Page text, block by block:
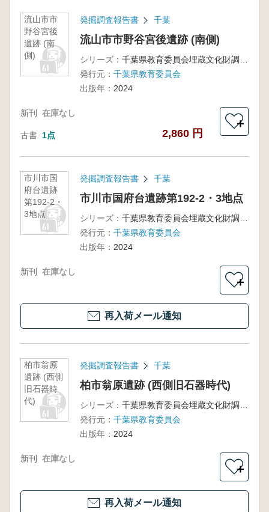
流山市市
野谷宮後
遺跡 (南
側)
発掘調査報告書 千葉
流山市市野谷宮後遺跡 (南側)
シリーズ：
発行元： 千葉県教育委員会
出版年： 2024
新刊 在庫なし
古書 1点 2,860 円
＋
市川市国
府台遺跡
第192-2・
3地点
発掘調査報告書 千葉
市川市国府台遺跡第192-2・3地点
シリーズ：
発行元： 千葉県教育委員会
出版年： 2024
新刊 在庫なし
＋
再入荷メール通知
柏市翁原
遺跡 (西側
旧石器時
代)
発掘調査報告書 千葉
柏市翁原遺跡 (西側旧石器時代)
シリーズ：
発行元： 千葉県教育委員会
出版年： 2024
新刊 在庫なし
＋
再入荷メール通知